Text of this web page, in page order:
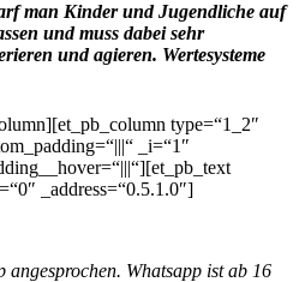
man Kinder und Jugendliche auf
und muss dabei sehr
und agieren. Wertesysteme
type=“1_2″
_i=“1″
_address=“0.5.1.0″]
angesprochen. Whatsapp ist ab 16